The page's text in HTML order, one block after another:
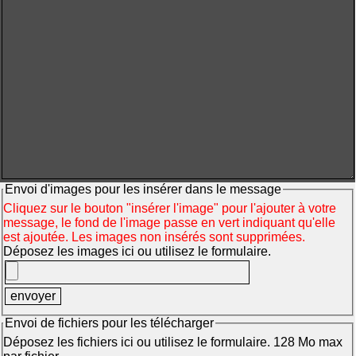
Envoi d'images pour les insérer dans le message
Cliquez sur le bouton "insérer l'image" pour l'ajouter à votre
message, le fond de l'image passe en vert indiquant qu'elle
est ajoutée. Les images non insérés sont supprimées.
Déposez les images ici ou utilisez le formulaire.
Envoi de fichiers pour les télécharger
Déposez les fichiers ici ou utilisez le formulaire. 128 Mo max